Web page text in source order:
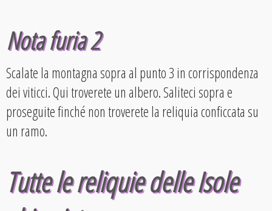
Nota furia 2
Scalate la montagna sopra al punto 3 in corrispondenza
dei viticci. Qui troverete un albero. Saliteci sopra e
proseguite finché non troverete la reliquia conficcata su
un ramo.
Tutte le reliquie delle Isole